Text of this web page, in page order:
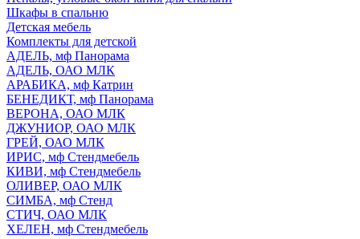
Шкафы в спальню
Детская мебель
Комплекты для детской
АДЕЛЬ, мф Панорама
АДЕЛЬ, ОАО МЛК
АРАБИКА, мф Катрин
БЕНЕДИКТ, мф Панорама
ВЕРОНА, ОАО МЛК
ДЖУНИОР, ОАО МЛК
ГРЕЙ, ОАО МЛК
ИРИС, мф Стендмебель
КИВИ, мф Стендмебель
ОЛИВЕР, ОАО МЛК
СИМБА, мф Стенд
СТИЧ, ОАО МЛК
ХЕЛЕН, мф Стендмебель